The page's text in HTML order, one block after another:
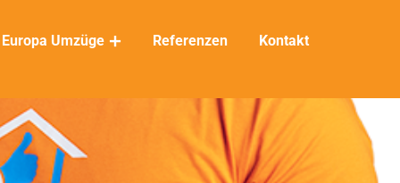
Europa Umzüge Referenzen Kontakt